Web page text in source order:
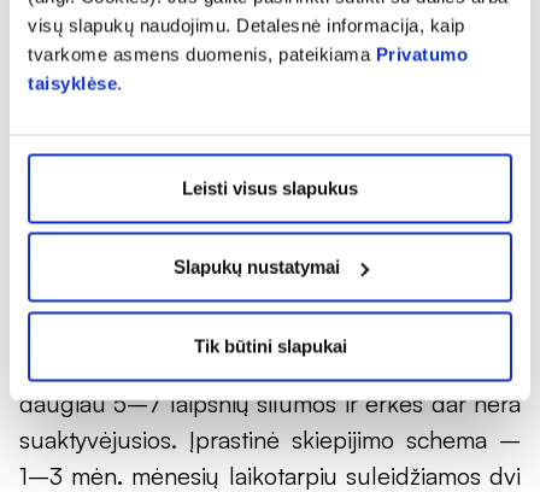
visų slapukų naudojimu. Detalesnė informacija, kaip
tvarkome asmens duomenis, pateikiama Privatumo
taisyklėse.
Leisti visus slapukus
Slapukų nustatymai
Tik būtini slapukai
Svarbu laikytis skiepų kurso
Vaistininkės J. Jankauskienės teigimu, skiepai
nuo 1 metų amžiaus. Išimtis – ūminėmis
ligomis sergantys žmonės ir pacientai, kuriems
taikomas chemoterapinis gydymas ar skirti
imuninę sistemą slopinantys vaistai.
Idealiu atveju skiepytis rekomenduojama
šaltuoju metų laikotarpiu, kol žemė nėra įšilusi
daugiau 5–7 laipsnių šilumos ir erkės dar nėra
suaktyvėjusios. Įprastinė skiepijimo schema –
1–3 mėn. mėnesių laikotarpiu suleidžiamos dvi